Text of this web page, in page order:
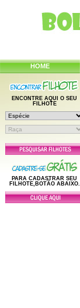
HOME
ENCONTRE AQUI O SEU
FILHOTE
PARA CADASTRAR SEU
FILHOTE,BOTÃO ABAIXO.